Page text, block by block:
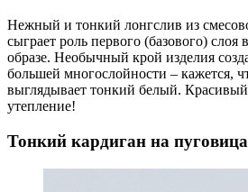
Нежный и тонкий лонгслив из
сыграет роль первого (базового)
образе. Необычный крой изделия
большей многослойности – кажется,
выглядывает тонкий белый.
утепление!
Тонкий кардиган на